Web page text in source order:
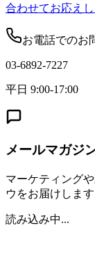
合わせてお応えし
お電話でのお
03-6892-7227
平日 9:00-17:00
メールマガジ
マーケティング
ウをお届けします
読み込み中...